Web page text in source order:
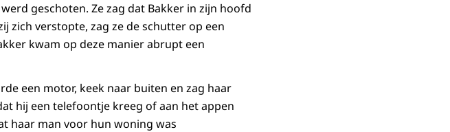
geschoten. Ze zag dat Bakker in zijn hoofd
zich verstopte, zag ze de schutter op een
kwam op deze manier abrupt een
een motor, keek naar buiten en zag haar
hij een telefoontje kreeg of aan het appen
haar man voor hun woning was